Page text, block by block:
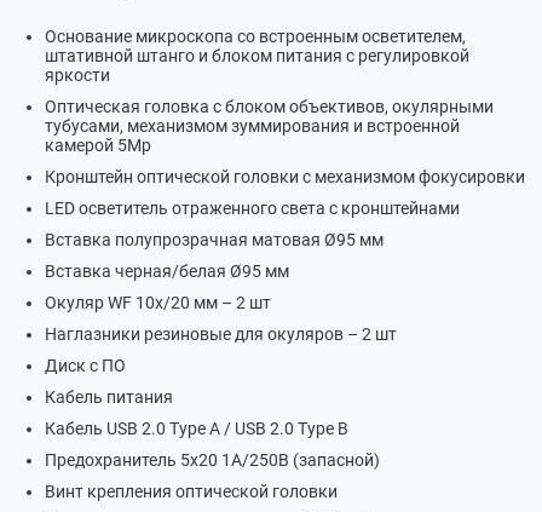
Основание микроскопа со встроенным осветителем,
штативной штанго и блоком питания с регулировкой
яркости
Оптическая головка с блоком объективов, окулярными
тубусами, механизмом зуммирования и встроенной
камерой 5Мр
Кронштейн оптической головки с механизмом фокусировки
LED осветитель отраженного света с кронштейнами
Вставка полупрозрачная матовая Ø95 мм
Вставка черная/белая Ø95 мм
Окуляр WF 10х/20 мм – 2 шт
Наглазники резиновые для окуляров – 2 шт
Диск с ПО
Кабель питания
Кабель USB 2.0 Type A / USB 2.0 Type B
Предохранитель 5х20 1А/250В (запасной)
Винт крепления оптической головки